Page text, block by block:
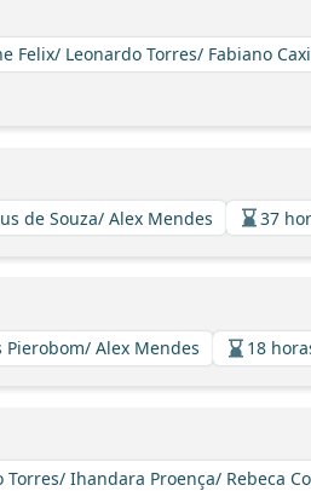
Felix/ Leonardo Torres/ Fabiano
de Souza/ Alex Mendes 37
Pierobom/ Alex Mendes 18
Torres/ Ihandara Proença/ Rebeca